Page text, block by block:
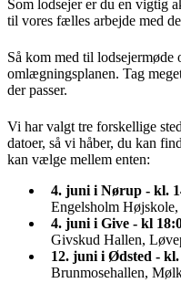
Som lodsejer er du en vigtig
til vores fælles arbejde med
Så kom med til
omlægningsplanen. Tag
der passer.
Vi har valgt tre forskellige
datoer, så vi håber, du kan
kan vælge mellem enten:
4. juni i Nørup - kl.
Engelsholm
4. juni i Give - kl
Givskud Hallen,
12. juni i Ødsted - kl.
Brunmosehallen,